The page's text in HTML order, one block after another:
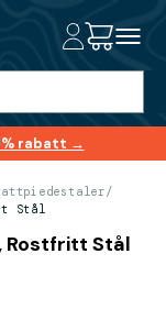
rabatt →
/
Stål
Rostfritt Stål